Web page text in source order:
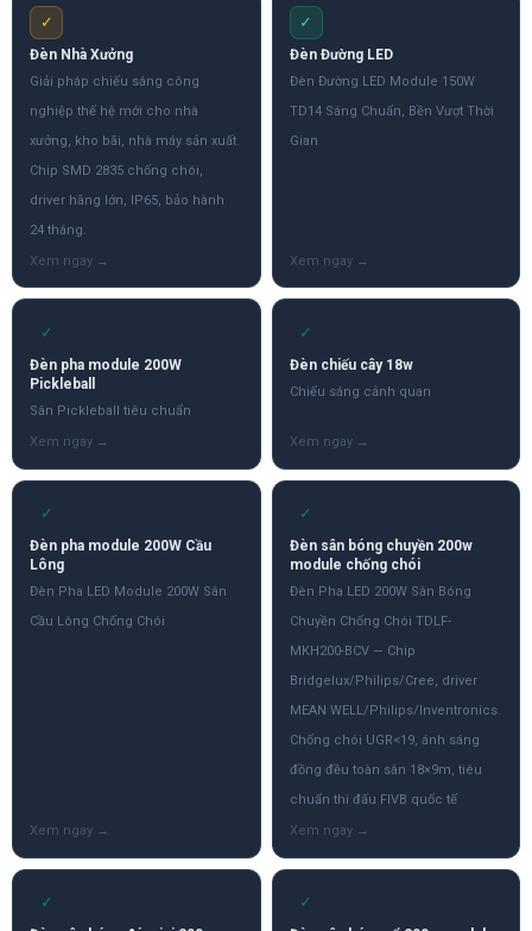
✓
Đèn Nhà Xưởng
Giải pháp chiếu sáng công
nghiệp thế hệ mới cho nhà
xưởng, kho bãi, nhà máy sản xuất.
Chip SMD 2835 chống chói,
driver hãng lớn, IP65, bảo hành
24 tháng.
✓
Đèn Đường LED
Đèn Đường LED Module 150W
TD14 Sáng Chuẩn, Bền Vượt Thời
Gian
✓
Đèn pha module 200W
Pickleball
Sân Pickleball tiêu chuẩn
✓
Đèn chiếu cây 18w
Chiếu sáng cảnh quan
✓
Đèn pha module 200W Cầu
Lông
Đèn Pha LED Module 200W Sân
Cầu Lông Chống Chói
✓
Đèn sân bóng chuyền 200w
module chống chói
Đèn Pha LED 200W Sân Bóng
Chuyền Chống Chói TDLF-
MKH200-BCV — Chip
Bridgelux/Philips/Cree, driver
MEAN WELL/Philips/Inventronics.
Chống chói UGR<19, ánh sáng
đồng đều toàn sân 18×9m, tiêu
chuẩn thi đấu FIVB quốc tế
✓ ✓